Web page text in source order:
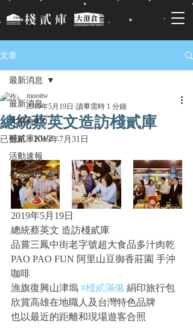
文章
最新消息
大港倉410
棧貳庫KW2
活動速報
名人帶路
最新消息
總統蔡英文造訪棧貳庫
mooitw
2019年5月19日 讀畢需時 1 分鐘
已更新：2019年7月31日
2019年5月19日
總統蔡英文 造訪棧貳庫
品嘗三鳳中街老字號超大食品多汁肉乾
PAO PAO FUN 阿里山豆御香莊園 手沖
咖啡
漁旗復興山津塢 #棧貳滿儎 絹印旅行包
欣賞高雄在地職人及台灣特色品牌
也以最近的距離和現場遊客合照